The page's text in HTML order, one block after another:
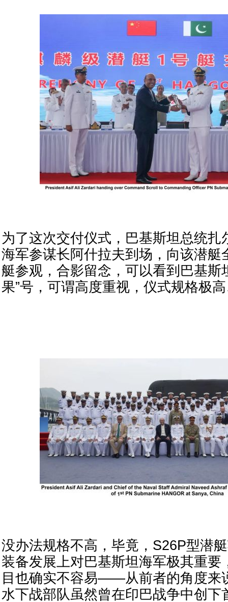
为了这次交付仪式，巴基斯坦总统扎
海军参谋长阿什拉夫到场，向该潜艇
艇参观，合影留念，可以看到巴基斯
果”号，可谓高度重视，仪式规格极
没办法规格不高，毕竟，S26P型潜
装备发展上对巴基斯坦海军极其重要
目也确实不容易——从前者的角度来
水下战部队虽然曾在印巴战争中创下